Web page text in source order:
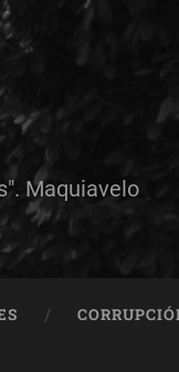
Maquiavelo